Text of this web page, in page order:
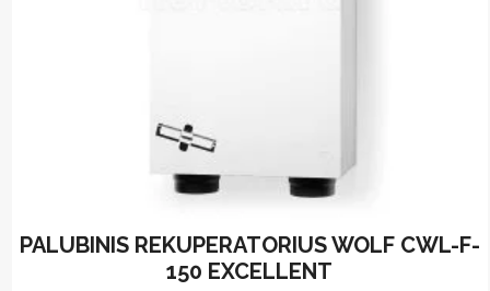
PALUBINIS REKUPERATORIUS WOLF CWL-F-
150 EXCELLENT